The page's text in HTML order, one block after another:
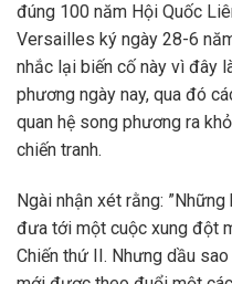
đúng 100 năm Hội Quốc
Versailles ký ngày 28-6
nhắc lại biến cố này vì đây
phương ngày nay, qua đó
quan hệ song phương ra
chiến tranh.
Ngài nhận xét rằng:
đưa tới một cuộc xung đột
Chiến thứ II. Nhưng dầu